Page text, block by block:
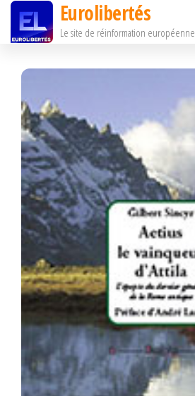
Passer
contenu
Eurolibertés
Le site de réinformation européenne